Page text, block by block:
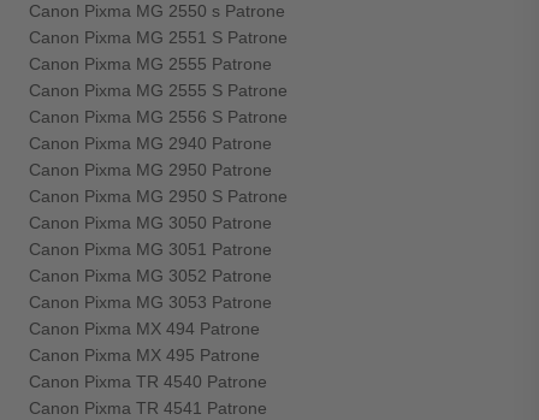
Canon Pixma MG 2550 s Patrone
Canon Pixma MG 2551 S Patrone
Canon Pixma MG 2555 Patrone
Canon Pixma MG 2555 S Patrone
Canon Pixma MG 2556 S Patrone
Canon Pixma MG 2940 Patrone
Canon Pixma MG 2950 Patrone
Canon Pixma MG 2950 S Patrone
Canon Pixma MG 3050 Patrone
Canon Pixma MG 3051 Patrone
Canon Pixma MG 3052 Patrone
Canon Pixma MG 3053 Patrone
Canon Pixma MX 494 Patrone
Canon Pixma MX 495 Patrone
Canon Pixma TR 4540 Patrone
Canon Pixma TR 4541 Patrone